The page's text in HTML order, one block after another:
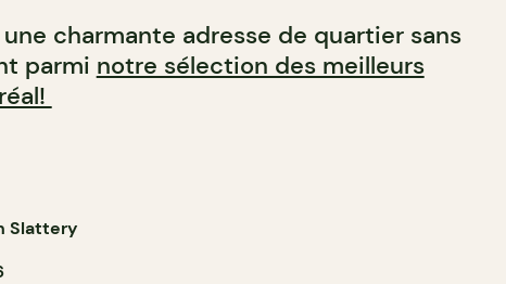
une charmante adresse de quartier sans
parmi notre sélection des meilleurs
Slattery